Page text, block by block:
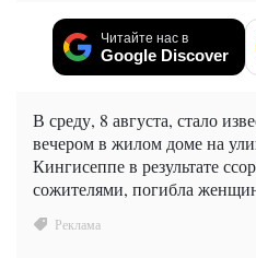
Читайте нас в
Google Discover
В среду, 8 августа, стало
вечером в жилом доме на
Кингисеппе в результате
сожителями, погибла